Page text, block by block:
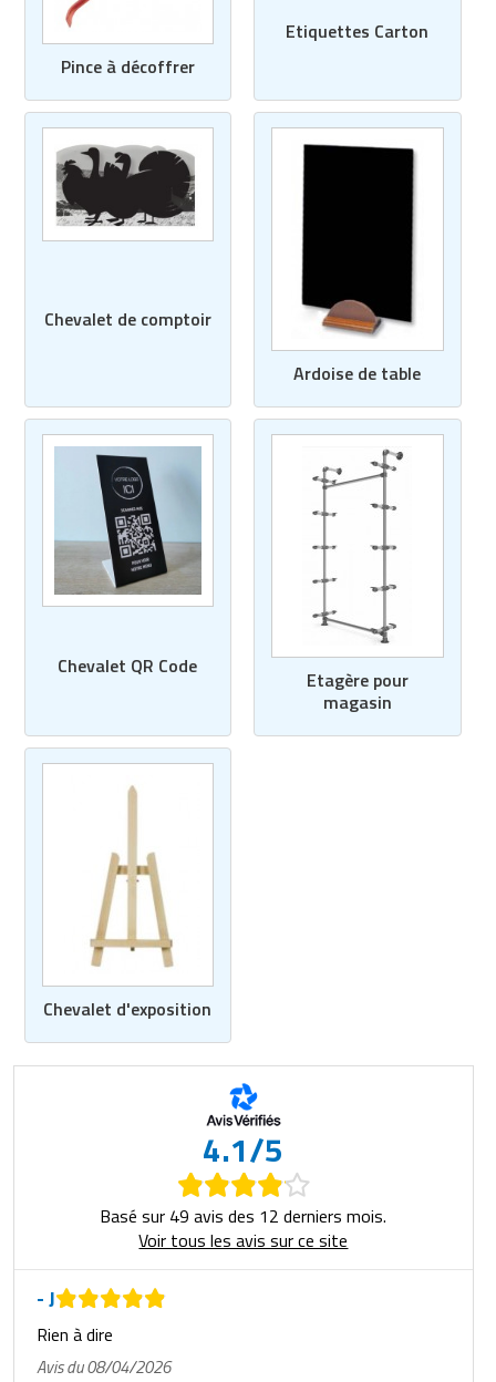
Pince à décoffrer
Etiquettes Carton
Chevalet de comptoir
Ardoise de table
Chevalet QR Code
Etagère pour
magasin
Chevalet d'exposition
4.1/5
Basé sur 49 avis des 12 derniers mois.
Voir tous les avis sur ce site
- J
Rien à dire
Avis du 08/04/2026